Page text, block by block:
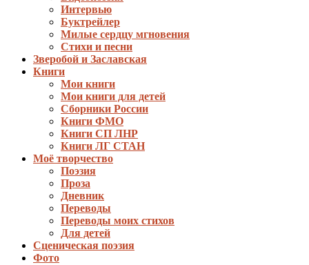
Интервью
Буктрейлер
Милые сердцу мгновения
Стихи и песни
Зверобой и Заславская
Книги
Мои книги
Мои книги для детей
Сборники России
Книги ФМО
Книги СП ЛНР
Книги ЛГ СТАН
Моё творчество
Поэзия
Проза
Дневник
Переводы
Переводы моих стихов
Для детей
Сценическая поэзия
Фото